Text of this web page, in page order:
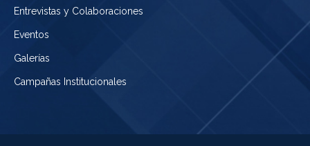
Entrevistas y Colaboraciones
Eventos
Galerías
Campañas Institucionales